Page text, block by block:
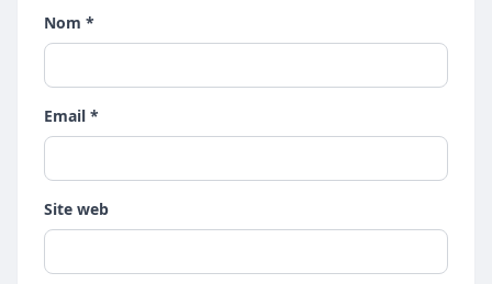
Nom *
Email *
Site web